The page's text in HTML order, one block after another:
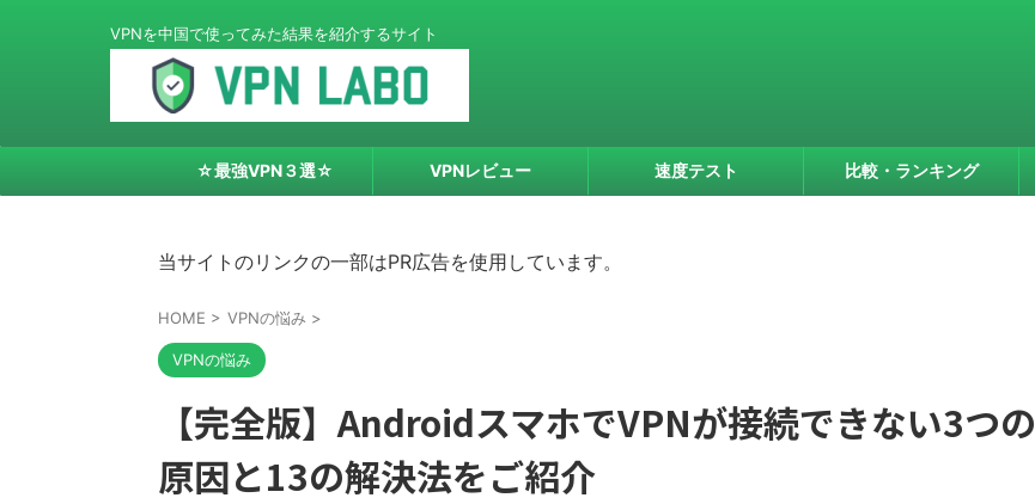
VPNを中国で使ってみた結果を紹介するサイト
☆最強VPN３選☆ VPNレビュー 速度テスト 比較・ランキング
当サイトのリンクの一部はPR広告を使用しています。
HOME > VPNの悩み >
VPNの悩み
【完全版】AndroidスマホでVPNが接続できない3つの
原因と13の解決法をご紹介